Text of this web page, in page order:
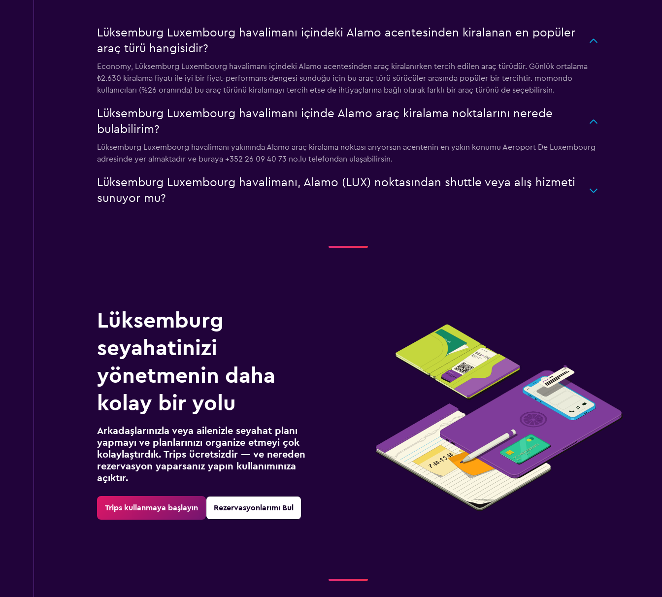
Lüksemburg Luxembourg havalimanı içindeki Alamo acentesinden kiralanan en popüler
araç türü hangisidir?
Economy, Lüksemburg Luxembourg havalimanı içindeki Alamo acentesinden araç kiralanırken tercih edilen araç türüdür. Günlük ortalama
₺2.630 kiralama fiyatı ile iyi bir fiyat-performans dengesi sunduğu için bu araç türü sürücüler arasında popüler bir tercihtir. momondo
kullanıcıları (%26 oranında) bu araç türünü kiralamayı tercih etse de ihtiyaçlarına bağlı olarak farklı bir araç türünü de seçebilirsin.
Lüksemburg Luxembourg havalimanı içinde Alamo araç kiralama noktalarını nerede
bulabilirim?
Lüksemburg Luxembourg havalimanı yakınında Alamo araç kiralama noktası arıyorsan acentenin en yakın konumu Aeroport De Luxembourg
adresinde yer almaktadır ve buraya +352 26 09 40 73 no.lu telefondan ulaşabilirsin.
Lüksemburg Luxembourg havalimanı, Alamo (LUX) noktasından shuttle veya alış hizmeti
sunuyor mu?
Lüksemburg
seyahatinizi
yönetmenin daha
kolay bir yolu
Arkadaşlarınızla veya ailenizle seyahat planı
yapmayı ve planlarınızı organize etmeyi çok
kolaylaştırdık. Trips ücretsizdir — ve nereden
rezervasyon yaparsanız yapın kullanımınıza
açıktır.
Trips kullanmaya başlayın Rezervasyonlarımı Bul